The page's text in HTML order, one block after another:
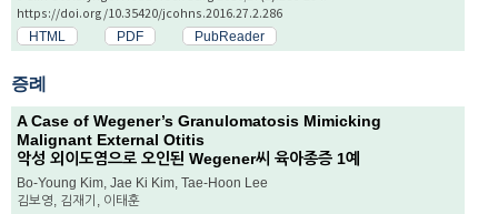
https://doi.org/10.35420/jcohns.2016.27.2.286
HTML PDF PubReader
증례
A Case of Wegener’s Granulomatosis Mimicking
Malignant External Otitis
악성 외이도염으로 오인된 Wegener씨 육아종증 1예
Bo-Young Kim, Jae Ki Kim, Tae-Hoon Lee
김보영, 김재기, 이태훈